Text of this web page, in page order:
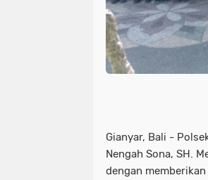
Gianyar, Bali -
Nengah Sona, SH.
dengan